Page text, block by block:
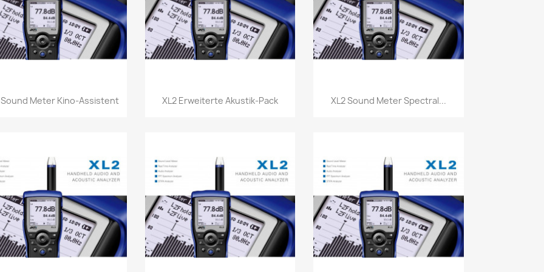
Vorschau
Sound Meter Kino-Assistent Vorschau
XL2 Erweiterte Akustik-Pack Vorschau
XL2 Sound Meter Spectral...